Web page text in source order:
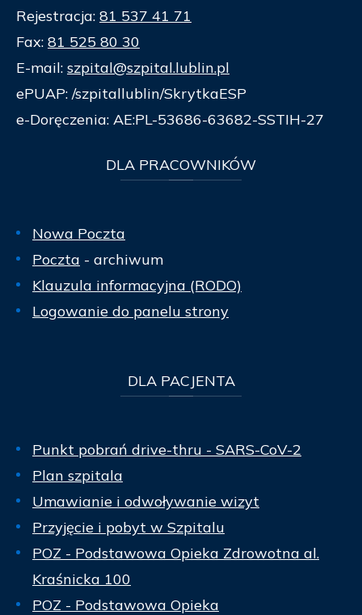
Rejestracja: 81 537 41 71
Fax: 81 525 80 30
E-mail: szpital@szpital.lublin.pl
ePUAP: /szpitallublin/SkrytkaESP
e-Doręczenia: AE:PL-53686-63682-SSTIH-27
DLA PRACOWNIKÓW
Nowa Poczta
Poczta - archiwum
Klauzula informacyjna (RODO)
Logowanie do panelu strony
DLAPACJENTA
Punkt pobrań drive-thru - SARS-CoV-2
Plan szpitala
Umawianie i odwoływanie wizyt
Przyjęcie i pobyt w Szpitalu
POZ - Podstawowa Opieka Zdrowotna al.
Kraśnicka 100
POZ - Podstawowa Opieka